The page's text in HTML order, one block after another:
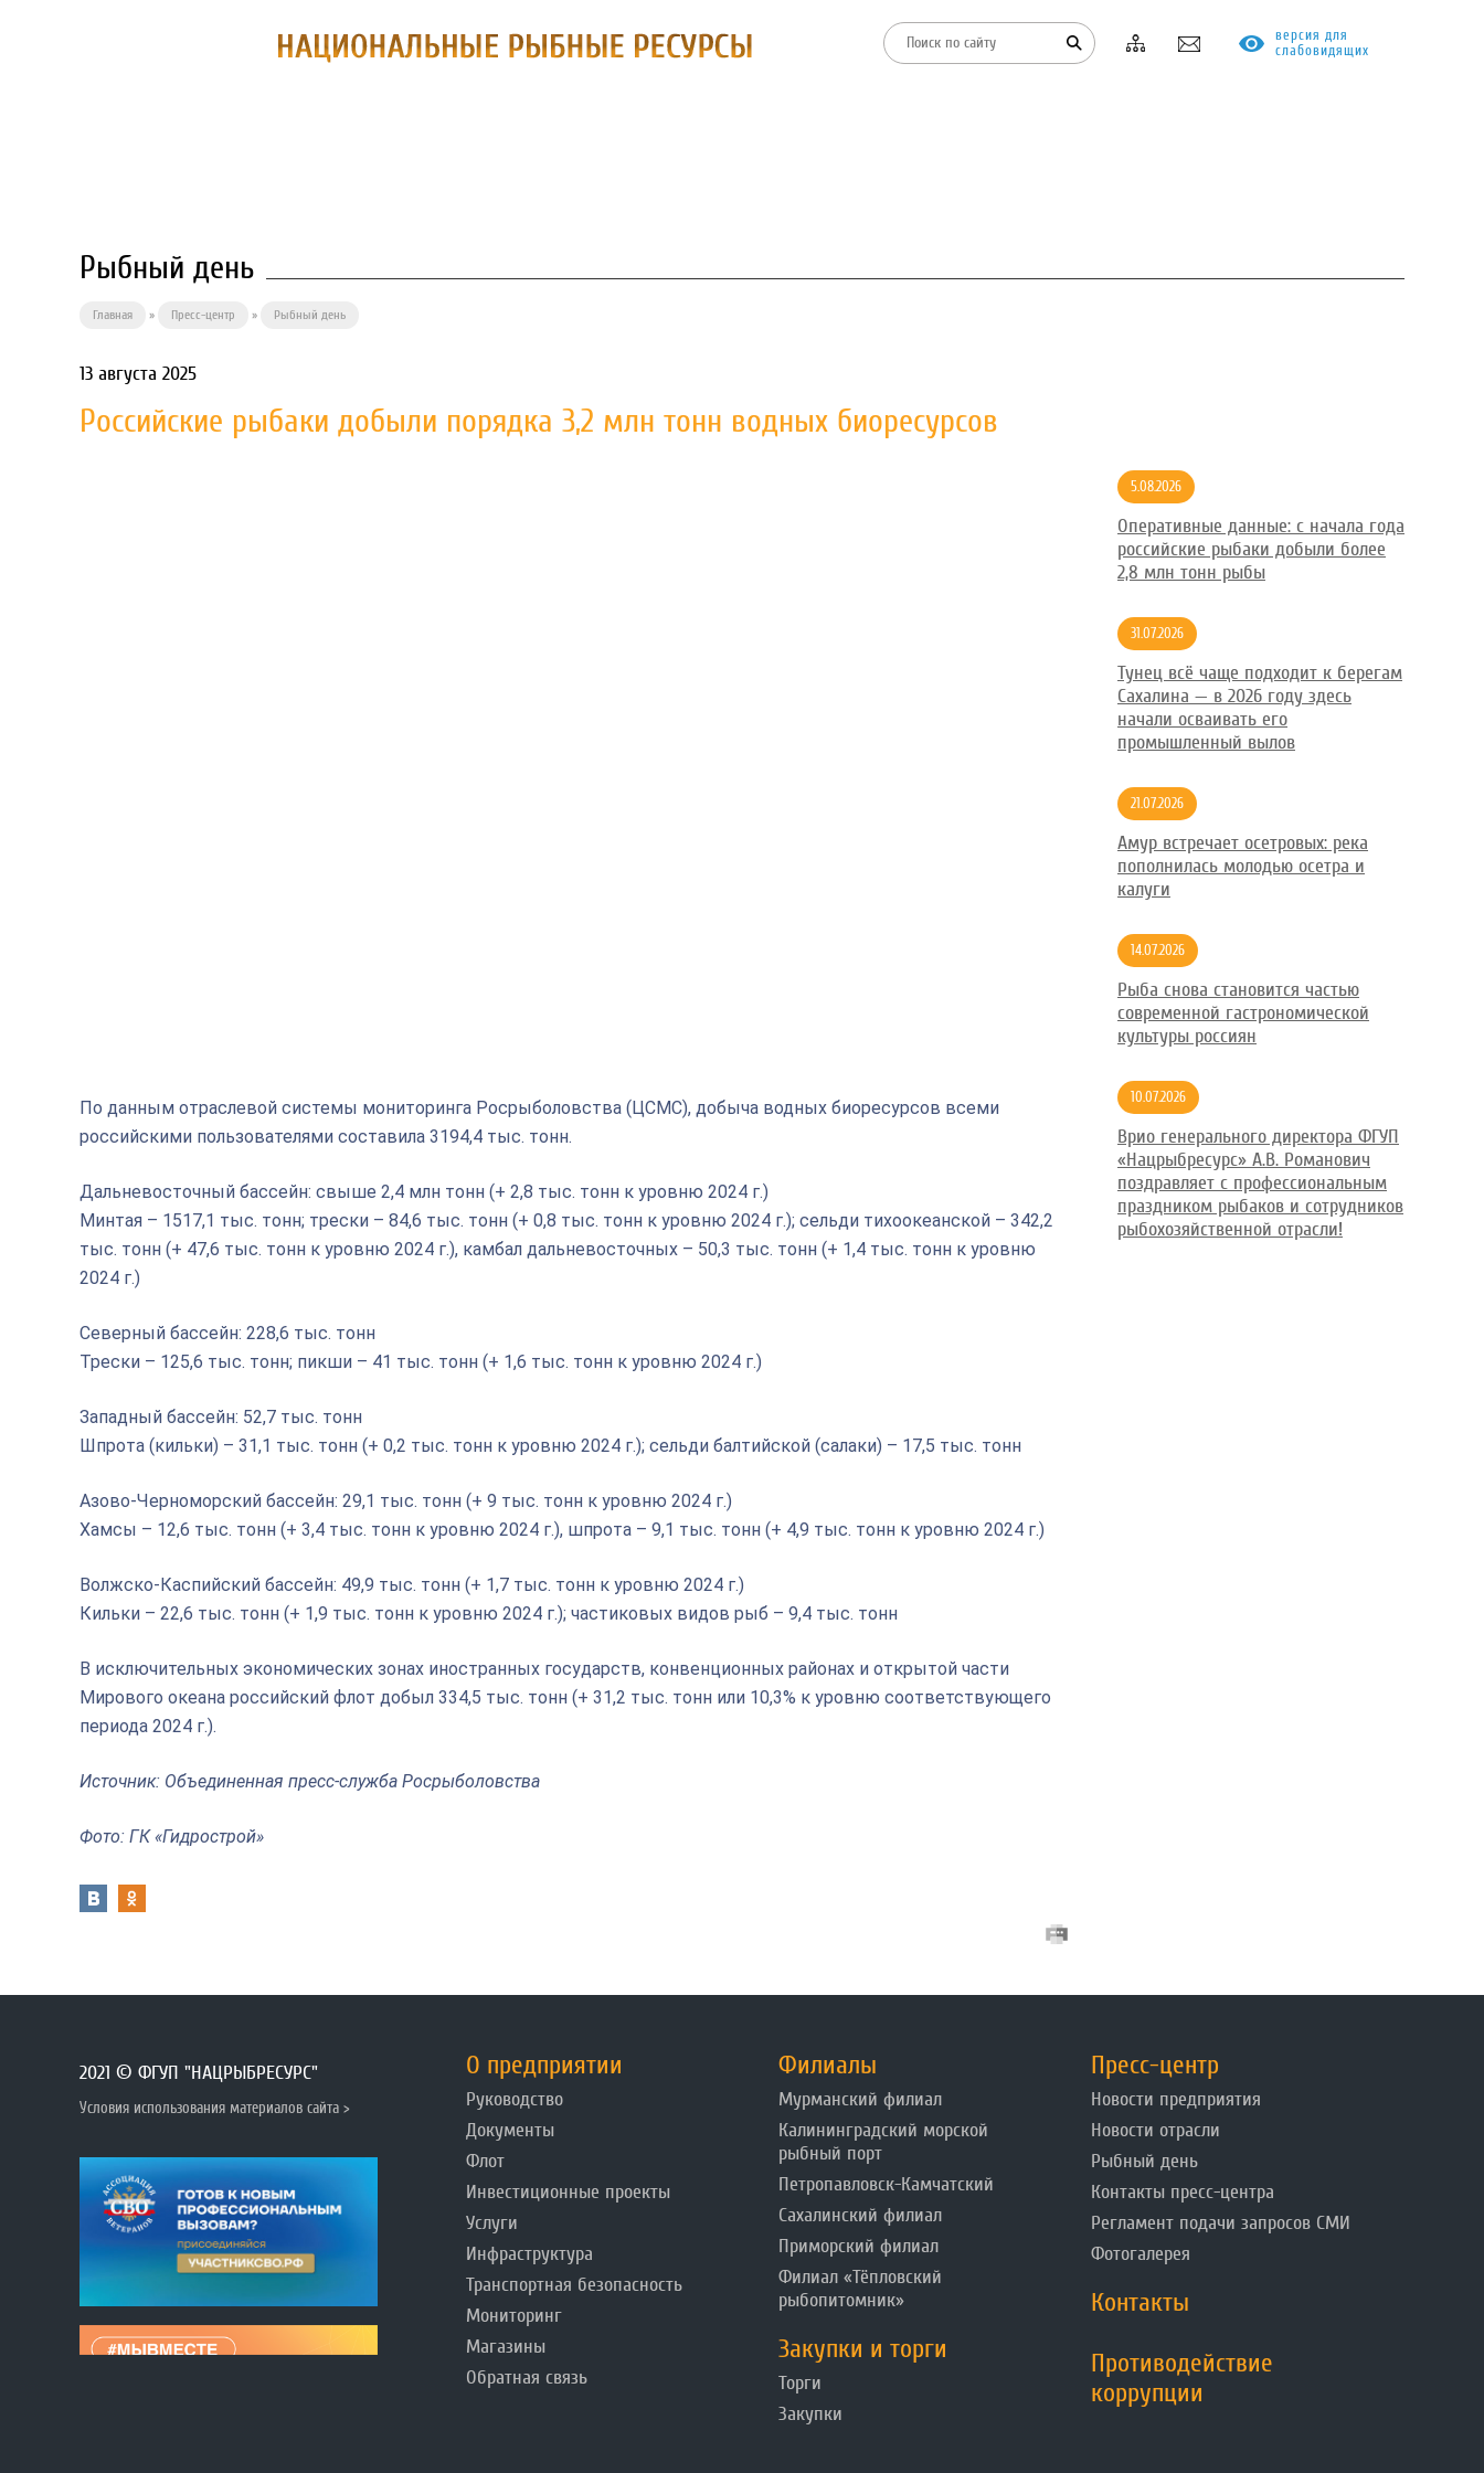
версия для
слабовидящих
Рыбный день
Главная » Пресс-центр » Рыбный день
13 августа 2025
Российские рыбаки добыли порядка 3,2 млн тонн водных биоресурсов
По данным отраслевой системы мониторинга Росрыболовства (ЦСМС), добыча водных биоресурсов всеми
российскими пользователями составила 3194,4 тыс. тонн.
Дальневосточный бассейн: свыше 2,4 млн тонн (+ 2,8 тыс. тонн к уровню 2024 г.)
Минтая – 1517,1 тыс. тонн; трески – 84,6 тыс. тонн (+ 0,8 тыс. тонн к уровню 2024 г.); сельди тихоокеанской – 342,2
тыс. тонн (+ 47,6 тыс. тонн к уровню 2024 г.), камбал дальневосточных – 50,3 тыс. тонн (+ 1,4 тыс. тонн к уровню
2024 г.)
Северный бассейн: 228,6 тыс. тонн
Трески – 125,6 тыс. тонн; пикши – 41 тыс. тонн (+ 1,6 тыс. тонн к уровню 2024 г.)
Западный бассейн: 52,7 тыс. тонн
Шпрота (кильки) – 31,1 тыс. тонн (+ 0,2 тыс. тонн к уровню 2024 г.); сельди балтийской (салаки) – 17,5 тыс. тонн
Азово-Черноморский бассейн: 29,1 тыс. тонн (+ 9 тыс. тонн к уровню 2024 г.)
Хамсы – 12,6 тыс. тонн (+ 3,4 тыс. тонн к уровню 2024 г.), шпрота – 9,1 тыс. тонн (+ 4,9 тыс. тонн к уровню 2024 г.)
Волжско-Каспийский бассейн: 49,9 тыс. тонн (+ 1,7 тыс. тонн к уровню 2024 г.)
Кильки – 22,6 тыс. тонн (+ 1,9 тыс. тонн к уровню 2024 г.); частиковых видов рыб – 9,4 тыс. тонн
В исключительных экономических зонах иностранных государств, конвенционных районах и открытой части
Мирового океана российский флот добыл 334,5 тыс. тонн (+ 31,2 тыс. тонн или 10,3% к уровню соответствующего
периода 2024 г.).
Источник: Объединенная пресс-служба Росрыболовства
Фото: ГК «Гидрострой»
5.08.2026
Оперативные данные: с начала года
российские рыбаки добыли более
2,8 млн тонн рыбы
31.07.2026
Тунец всё чаще подходит к берегам
Сахалина — в 2026 году здесь
начали осваивать его
промышленный вылов
21.07.2026
Амур встречает осетровых: река
пополнилась молодью осетра и
калуги
14.07.2026
Рыба снова становится частью
современной гастрономической
культуры россиян
10.07.2026
Врио генерального директора ФГУП
«Нацрыбресурс» А.В. Романович
поздравляет с профессиональным
праздником рыбаков и сотрудников
рыбохозяйственной отрасли!
2021 © ФГУП "НАЦРЫБРЕСУРС"
Условия использования материалов сайта >
О предприятии
Руководство
Документы
Флот
Инвестиционные проекты
Услуги
Инфраструктура
Транспортная безопасность
Мониторинг
Магазины
Обратная связь
Филиалы
Мурманский филиал
Калининградский морской
рыбный порт
Петропавловск-Камчатский
Сахалинский филиал
Приморский филиал
Филиал «Тёпловский
рыбопитомник»
Закупки и торги
Торги
Закупки
Пресс-центр
Новости предприятия
Новости отрасли
Рыбный день
Контакты пресс-центра
Регламент подачи запросов СМИ
Фотогалерея
Контакты
Противодействие
коррупции